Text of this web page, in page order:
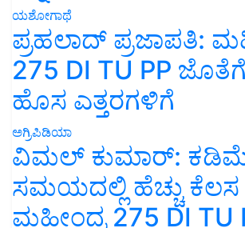
ಯಶೋಗಾಥೆ
ಪ್ರಹಲಾದ್ ಪ್ರಜಾಪತಿ:
275 DI TU PP
ಹೊಸ ಎತ್ತರಗಳಿಗೆ
ಅಗ್ರಿಪಿಡಿಯಾ
ವಿಮಲ್ ಕುಮಾರ್:
ಸಮಯದಲ್ಲಿ ಹೆಚ್ಚು ಕೆಲಸ
ಮಹೀಂದ್ರ 275 DI TU